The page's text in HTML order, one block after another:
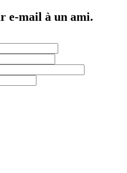
e-mail à un ami.